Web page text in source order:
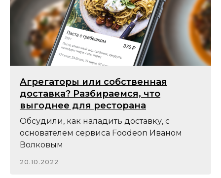
Агрегаторы или собственная
доставка? Разбираемся, что
выгоднее для ресторана
Обсудили, как наладить доставку, с
основателем сервиса Foodeon Иваном
Волковым
20.10.2022